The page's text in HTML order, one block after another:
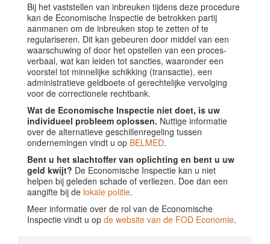
Bij het vaststellen van inbreuken tijdens deze procedure
kan de Economische Inspectie de betrokken partij
aanmanen om de inbreuken stop te zetten of te
regulariseren. Dit kan gebeuren door middel van een
waarschuwing of door het opstellen van een proces-
verbaal, wat kan leiden tot sancties, waaronder een
voorstel tot minnelijke schikking (transactie), een
administratieve geldboete of gerechtelijke vervolging
voor de correctionele rechtbank.
Wat de Economische Inspectie niet doet, is uw
individueel probleem oplossen. Nuttige informatie
over de alternatieve geschillenregeling tussen
ondernemingen vindt u op BELMED.
Bent u het slachtoffer van oplichting en bent u uw
geld kwijt? De Economische Inspectie kan u niet
helpen bij geleden schade of verliezen. Doe dan een
aangifte bij de lokale politie.
Meer informatie over de rol van de Economische
Inspectie vindt u op de website van de FOD Economie.